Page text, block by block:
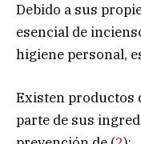
Debido a sus
esencial de
higiene personal,
Existen productos
parte de sus